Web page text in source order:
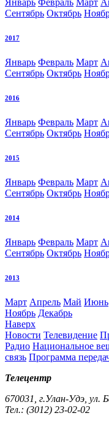
Сентябрь Октябрь
2017
Январь Февраль Март
Сентябрь Октябрь
2016
Январь Февраль Март
Сентябрь Октябрь
2015
Январь Февраль Март
Сентябрь Октябрь
2014
Январь Февраль Март
Сентябрь Октябрь
2013
Март Апрель Май Июнь
Ноябрь Декабрь
Наверх
Новости Телевидение
Радио Национальное
связь Программа
Телецентр
670031, г.Улан-Удэ, ул.
Тел.: (3012) 23-02-02